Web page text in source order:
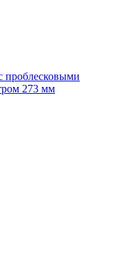
проблесковыми
273 мм